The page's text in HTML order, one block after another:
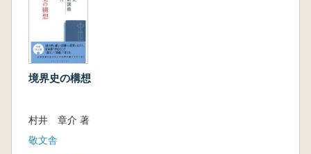
境界史の構想
村井 章介 著
敬文舎